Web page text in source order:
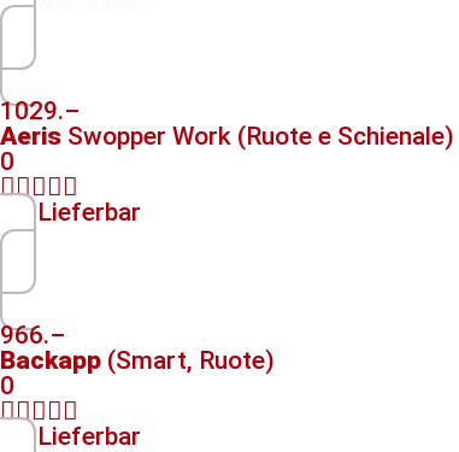
1029.–
Aeris Swopper Work (Ruote e Schienale)
0

Lieferbar
966.–
Backapp (Smart, Ruote)
0

Lieferbar